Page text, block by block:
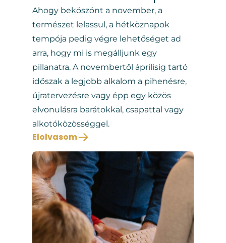
Ahogy beköszönt a november, a
természet lelassul, a hétköznapok
tempója pedig végre lehetőséget ad
arra, hogy mi is megálljunk egy
pillanatra. A novembertől áprilisig tartó
időszak a legjobb alkalom a pihenésre,
újratervezésre vagy épp egy közös
elvonulásra barátokkal, csapattal vagy
alkotóközösséggel.
Elolvasom